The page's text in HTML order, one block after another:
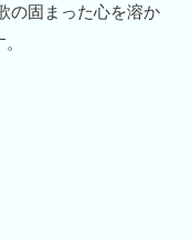
の固まった心を溶か